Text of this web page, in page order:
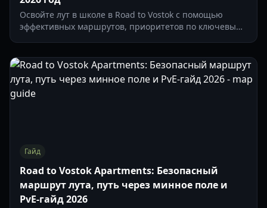
Освойте лут в школе в Road to Vostok с помощью
эффективных маршрутов, приоритетов по ключевым
году.
Гайд
Road to Vostok Apartments: Безопасный
маршрут лута, путь через минное поле и
PvE-гайд 2026